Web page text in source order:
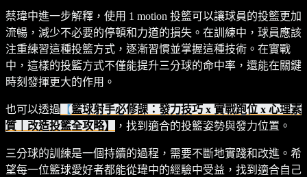
蔡瑋中進一步解釋，使用 1 motion 投籃可以讓球員的投籃更加
流暢，減少不必要的停頓和力道的損失。在訓練中，球員應該
注重練習這種投籃方式，逐漸習慣並掌握這種技術。在實戰
中，這樣的投籃方式不僅能提升三分球的命中率，還能在關鍵
時刻發揮更大的作用。
也可以透過 【籃球射手必修課：發力技巧 x 實戰跑位 x 心理素
質｜改造投籃全攻略】
，找到適合的投籃姿勢與發力位置。
三分球的訓練是一個持續的過程，需要不斷地實踐和改進。希
望每一位籃球愛好者都能從瑋中的經驗中受益，找到適合自己